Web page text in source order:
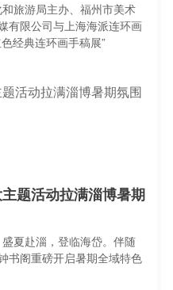
旅游局主办、福州市美术
有限公司与上海海派连环画
经典连环画手稿展”
题活动拉满淄博暑期
夏赴淄，登临海岱。伴随
书阁重磅开启暑期全域特色